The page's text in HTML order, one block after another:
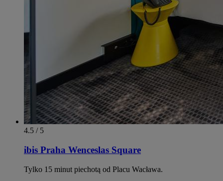
4.5 / 5
ibis Praha Wenceslas Square
Tylko 15 minut piechotą od Placu Wacława.